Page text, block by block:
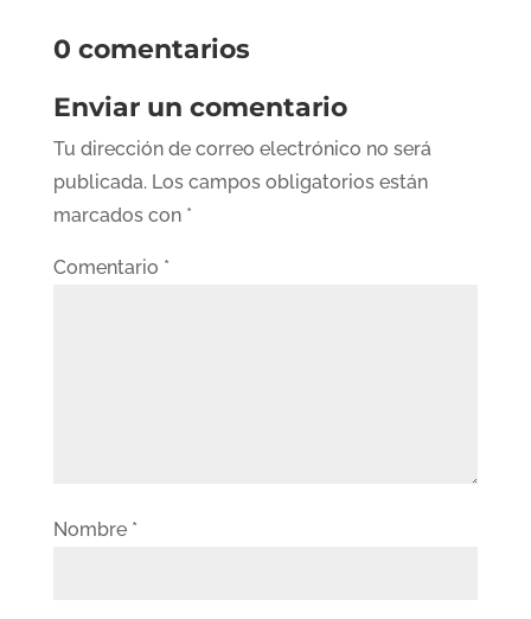
0 comentarios
Enviar un comentario
Tu dirección de correo electrónico no será
publicada. Los campos obligatorios están
marcados con *
Comentario *
Nombre *